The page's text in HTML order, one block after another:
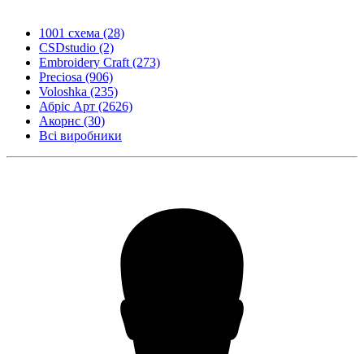
1001 схема (28)
CSDstudio (2)
Embroidery Craft (273)
Preciosa (906)
Voloshka (235)
Абріс Арт (2626)
Акорнс (30)
Всі виробники